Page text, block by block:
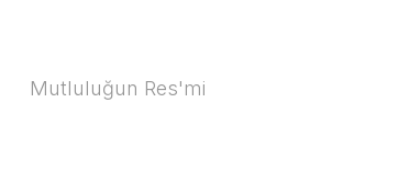
Mutluluğun Res'mi